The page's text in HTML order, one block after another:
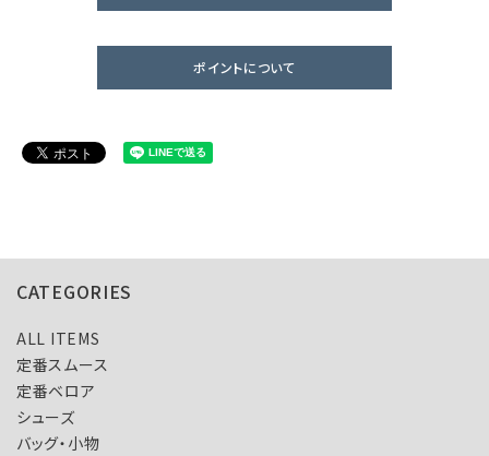
ポイントについて
CATEGORIES
ALL ITEMS
定番スムース
定番ベロア
シューズ
バッグ・小物